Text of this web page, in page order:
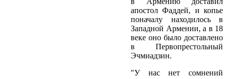
апостол Фаддей, и копье
поначалу находилось в
Западной Армении, а в 18
веке оно было доставлено
в Первопрестольный
Эчмиадзин.
"У нас нет сомнений